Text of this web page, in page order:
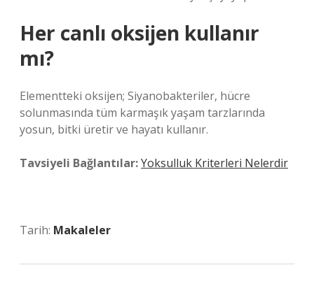
Her canlı oksijen kullanır
mı?
Elementteki oksijen; Siyanobakteriler, hücre
solunmasında tüm karmaşık yaşam tarzlarında
yosun, bitki üretir ve hayatı kullanır.
Tavsiyeli Bağlantılar:Yoksulluk Kriterleri Nelerdir
Tarih: Makaleler